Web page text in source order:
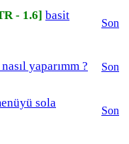
- 1.6] basit
Son
yaparımm ?
Son
sola
Son